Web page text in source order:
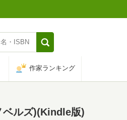
作家ランキング
ベルズ)(Kindle版)